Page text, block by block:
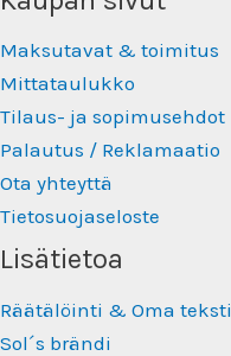
Maksutavat & toimitus
Mittataulukko
Tilaus- ja sopimusehdot
Palautus / Reklamaatio
Ota yhteyttä
Tietosuojaseloste
Lisätietoa
Räätälöinti & Oma teksti
Sol´s brändi